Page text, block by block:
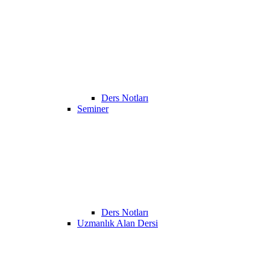
Ders Notları
Seminer
Ders Notları
Uzmanlık Alan Dersi